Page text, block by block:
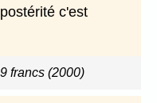
c'est
francs (2000)